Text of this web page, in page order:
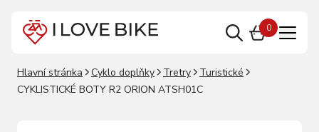
0
Hlavní stránka Cyklo doplňky Tretry
Turistické
CYKLISTICKÉ BOTY R2 ORION ATSH01C